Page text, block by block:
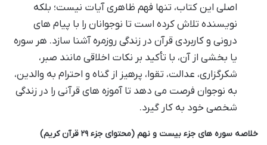
اصلی این کتاب، تنها فهم ظاهری آیات نیست؛ بلکه
نویسنده تلاش کرده است تا نوجوانان را با پیام های
درونی و کاربردی قرآن در زندگی روزمره آشنا سازد. هر سوره
یا بخشی از آن، با تأکید بر نکات اخلاقی مانند صبر،
شکرگزاری، عدالت، تقوا، پرهیز از گناه و احترام به والدین،
به نوجوان فرصت می دهد تا آموزه های قرآنی را در زندگی
شخصی خود به کار گیرد.
خلاصه سوره های جزء بیست و نهم (محتوای جزء ۲۹ قرآن کریم)